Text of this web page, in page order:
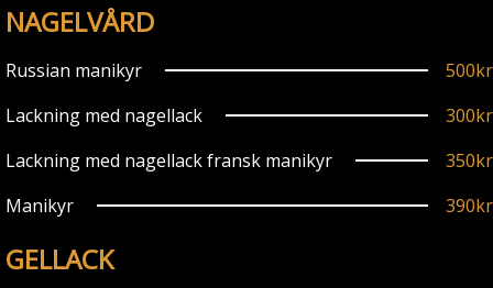
NAGELVÅRD
Russian manikyr
500kr
Lackning med nagellack
300kr
Lackning med nagellack fransk manikyr
350kr
Manikyr
390kr
GELLACK